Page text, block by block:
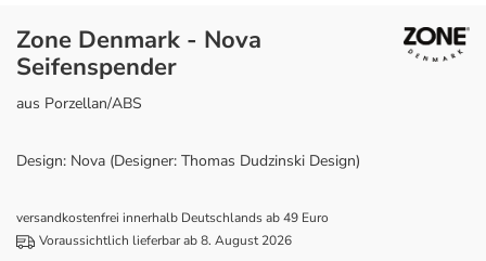
Zone Denmark - Nova
Seifenspender
aus Porzellan/ABS
Design: Nova (Designer: Thomas Dudzinski Design)
versandkostenfrei innerhalb Deutschlands ab 49 Euro
Voraussichtlich lieferbar ab 8. August 2026